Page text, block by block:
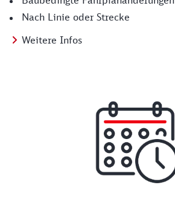
Nach Linie oder Strecke
Weitere Infos